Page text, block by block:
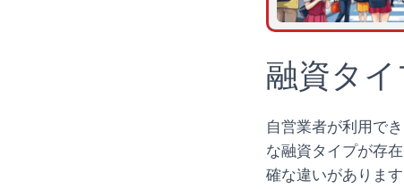
融資タ
自営業者が利用で
な融資タイプが存
確な違いがあります